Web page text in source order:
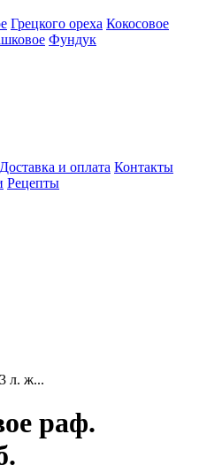
Грецкого ореха Кокосовое
Фундук
Доставка и оплата Контакты
Рецепты
л. ж...
раф.